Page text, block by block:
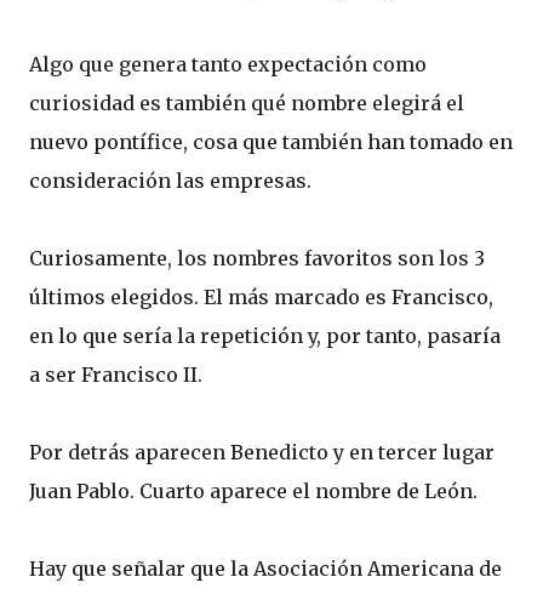
Algo que genera tanto expectación como
curiosidad es también qué nombre elegirá el
nuevo pontífice, cosa que también han tomado en
consideración las empresas.
Curiosamente, los nombres favoritos son los 3
últimos elegidos. El más marcado es Francisco,
en lo que sería la repetición y, por tanto, pasaría
a ser Francisco II.
Por detrás aparecen Benedicto y en tercer lugar
Juan Pablo. Cuarto aparece el nombre de León.
Hay que señalar que la Asociación Americana de